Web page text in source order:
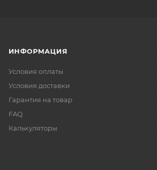
ИНФОРМАЦИЯ
Условия оплаты
Условия доставки
Гарантия на товар
FAQ
Калькуляторы